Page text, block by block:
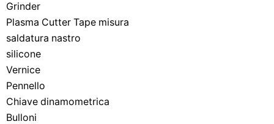
Grinder
Plasma Cutter Tape misura
saldatura nastro
silicone
Vernice
Pennello
Chiave dinamometrica
Bulloni